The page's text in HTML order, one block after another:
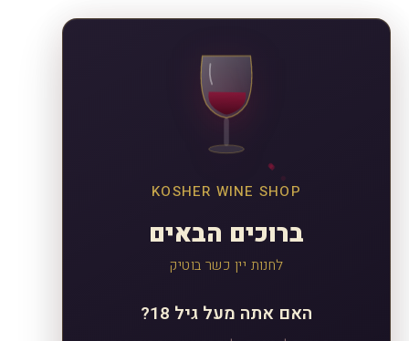
KOSHER WINE SHOP
ברוכים הבאים
לחנות יין כשר בוטיק
האם אתה מעל גיל 18?